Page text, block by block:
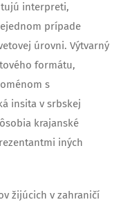
interpreti,
prípade
úrovni. Výtvarný
formátu,
s
insita v srbskej
krajanské
iných
žijúcich v zahraničí